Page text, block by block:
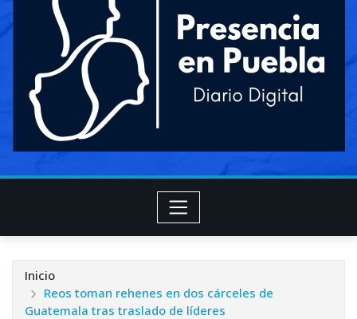
Inicio
Reos toman rehenes en dos cárceles de
Guatemala tras traslado de líderes